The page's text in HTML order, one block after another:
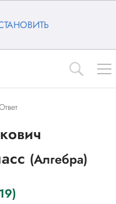
(Алгебра)